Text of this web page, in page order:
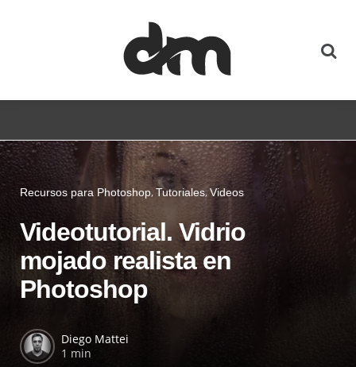
Recursos para Photoshop Tutoriales Videos
Videotutorial. Vidrio
mojado realista en
Photoshop
Diego Mattei
1 min